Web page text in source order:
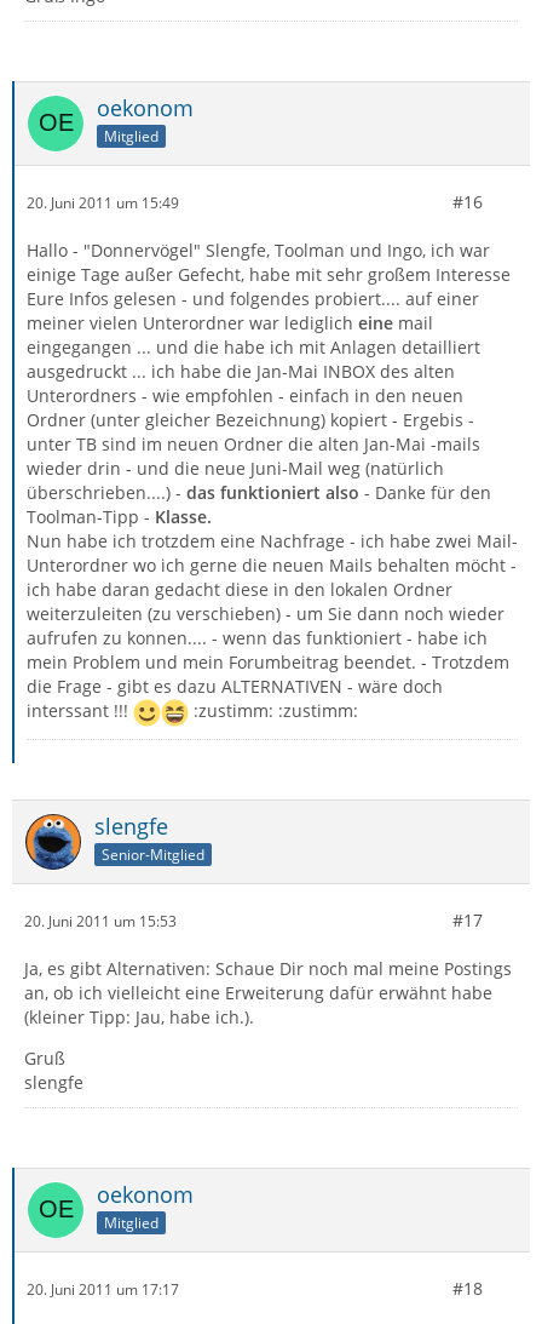
oekonom
Mitglied
20. Juni 2011 um 15:49 #16
Hallo - "Donnervögel" Slengfe, Toolman und Ingo, ich war
einige Tage außer Gefecht, habe mit sehr großem Interesse
Eure Infos gelesen - und folgendes probiert.... auf einer
meiner vielen Unterordner war lediglich eine mail
eingegangen ... und die habe ich mit Anlagen detailliert
ausgedruckt ... ich habe die Jan-Mai INBOX des alten
Unterordners - wie empfohlen - einfach in den neuen
Ordner (unter gleicher Bezeichnung) kopiert - Ergebis -
unter TB sind im neuen Ordner die alten Jan-Mai -mails
wieder drin - und die neue Juni-Mail weg (natürlich
überschrieben....) - das funktioniert also - Danke für den
Toolman-Tipp - Klasse.
Nun habe ich trotzdem eine Nachfrage - ich habe zwei Mail-
Unterordner wo ich gerne die neuen Mails behalten möcht -
ich habe daran gedacht diese in den lokalen Ordner
weiterzuleiten (zu verschieben) - um Sie dann noch wieder
aufrufen zu konnen.... - wenn das funktioniert - habe ich
mein Problem und mein Forumbeitrag beendet. - Trotzdem
die Frage - gibt es dazu ALTERNATIVEN - wäre doch
interssant !!!
:zustimm: :zustimm:
slengfe
Senior-Mitglied
20. Juni 2011 um 15:53 #17
Ja, es gibt Alternativen: Schaue Dir noch mal meine Postings
an, ob ich vielleicht eine Erweiterung dafür erwähnt habe
(kleiner Tipp: Jau, habe ich.).
Gruß
slengfe
oekonom
Mitglied
20. Juni 2011 um 17:17 #18